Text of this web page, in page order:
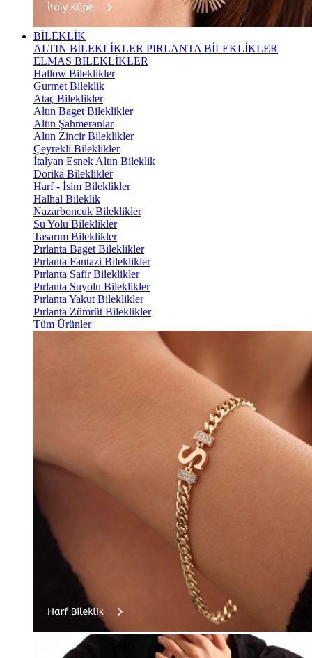
BİLEKLİK
ALTIN BİLEKLİKLER PIRLANTA BİLEKLİKLER
ELMAS BİLEKLİKLER
Hallow Bileklikler
Gurmet Bileklik
Ataç Bileklikler
Altın Baget Bileklikler
Altın Şahmeranlar
Altın Zincir Bileklikler
Çeyrekli Bileklikler
İtalyan Esnek Altın Bileklik
Dorika Bileklikler
Harf - İsim Bileklikler
Halhal Bileklik
Nazarboncuk Bileklikler
Su Yolu Bileklikler
Tasarım Bileklikler
Pırlanta Baget Bileklikler
Pırlanta Fantazi Bileklikler
Pırlanta Safir Bileklikler
Pırlanta Suyolu Bileklikler
Pırlanta Yakut Bileklikler
Pırlanta Zümrüt Bileklikler
Tüm Ürünler